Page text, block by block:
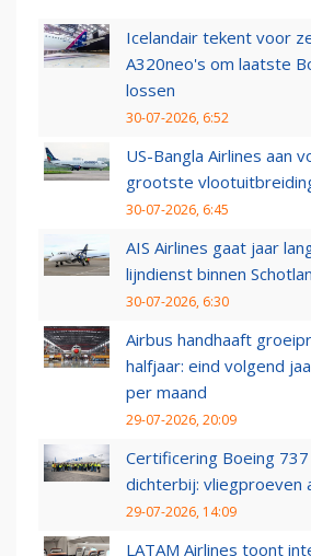
Icelandair tekent voor
A320neo's om laatste
lossen
30-07-2026, 6:52
US-Bangla Airlines aan
grootste
30-07-2026, 6:45
AIS Airlines gaat jaar
lijndienst binnen
30-07-2026, 6:30
Airbus handhaaft
halfjaar: eind volgend
per maand
29-07-2026, 20:09
Certificering Boeing
dichterbij: vliegproeven
29-07-2026, 14:09
LATAM Airlines toont